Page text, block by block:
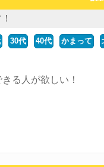
30代 40代 かまって
る人が欲しい！